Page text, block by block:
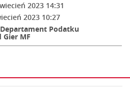
2023 14:31
2023 10:27
Departament Podatku
MF